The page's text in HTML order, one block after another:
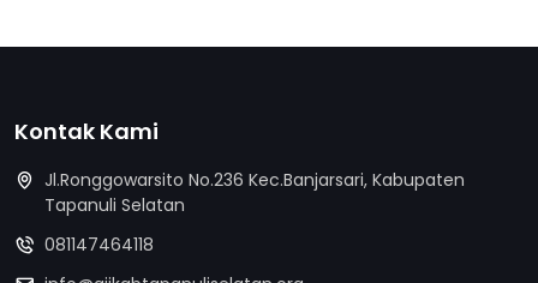
Kontak Kami
Jl.Ronggowarsito No.236 Kec.Banjarsari, Kabupaten
Tapanuli Selatan
081147464118